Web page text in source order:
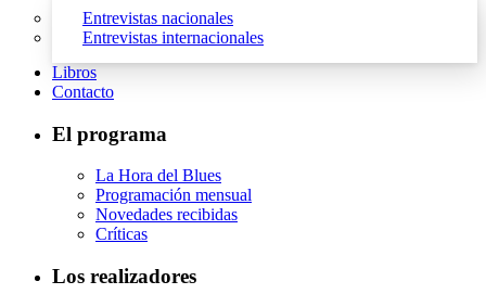
Entrevistas nacionales
Entrevistas internacionales
Libros
Contacto
El programa
La Hora del Blues
Programación mensual
Novedades recibidas
Críticas
Los realizadores